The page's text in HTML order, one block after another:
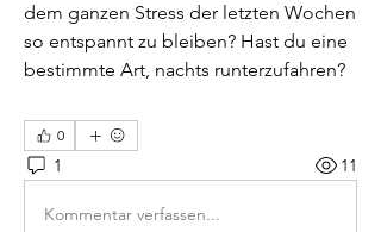
dem ganzen Stress der letzten Wochen
so entspannt zu bleiben? Hast du eine
bestimmte Art, nachts runterzufahren?
0
1 11
Kommentar verfassen...